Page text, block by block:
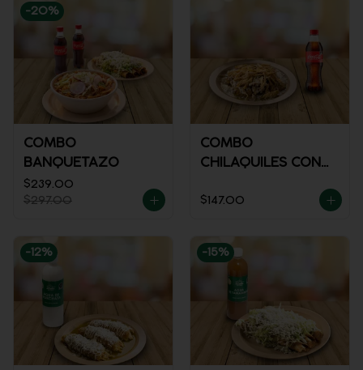
-20%
COMBO
BANQUETAZO
$239.00
$297.00
COMBO
CHILAQUILES CON
$147.00
-12% -15%